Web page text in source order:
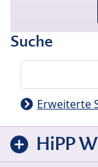
Suche
Erweiterte
HiPP